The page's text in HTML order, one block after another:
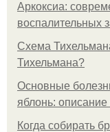
Аркоксиа:
воспалительных
Схема
Тихельмана?
Основные
яблонь:
Когда собирать